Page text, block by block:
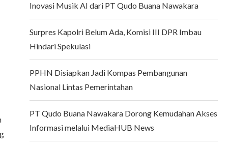
Inovasi Musik AI dari PT Qudo Buana Nawakara
Surpres Kapolri Belum Ada, Komisi III DPR Imbau
Hindari Spekulasi
PPHN Disiapkan Jadi Kompas Pembangunan
Nasional Lintas Pemerintahan
PT Qudo Buana Nawakara Dorong Kemudahan Akses
Informasi melalui MediaHUB News